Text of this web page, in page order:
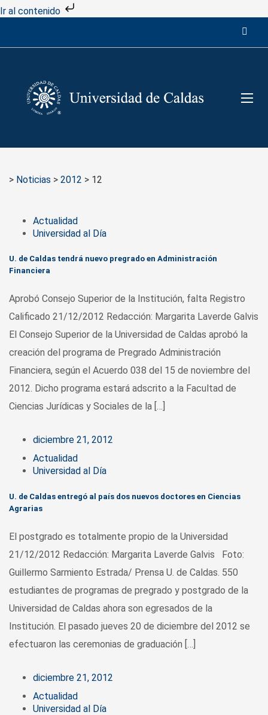
Ir al contenido
> Noticias > 2012 > 12
Actualidad
Universidad al Día
U. de Caldas tendrá nuevo pregrado en Administración
Financiera
Aprobó Consejo Superior de la Institución, falta Registro
Calificado 21/12/2012 Redacción: Margarita Laverde Galvis
El Consejo Superior de la Universidad de Caldas aprobó la
creación del programa de Pregrado Administración
Financiera, según el Acuerdo 038 del 15 de noviembre del
2012. Dicho programa estará adscrito a la Facultad de
Ciencias Jurídicas y Sociales de la […]
diciembre 21, 2012
Actualidad
Universidad al Día
U. de Caldas entregó al país dos nuevos doctores en Ciencias
Agrarias
El postgrado es totalmente propio de la Universidad
21/12/2012 Redacción: Margarita Laverde Galvis Foto:
Guillermo Sarmiento Estrada/ Prensa U. de Caldas. 550
estudiantes de programas de pregrado y postgrado de la
Universidad de Caldas ahora son egresados de la
Institución. El pasado jueves 20 de diciembre del 2012 se
efectuaron las ceremonias de graduación […]
diciembre 21, 2012
Actualidad
Universidad al Día